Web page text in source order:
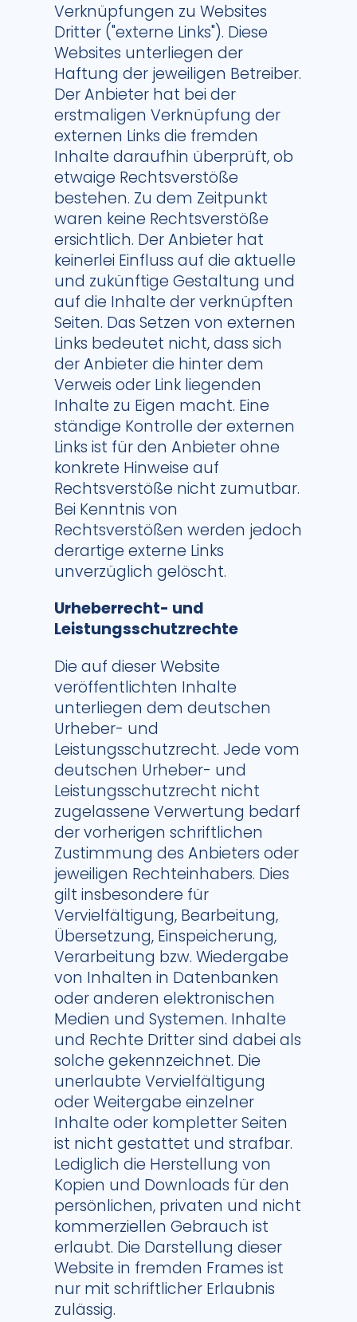
Verknüpfungen zu Websites
Dritter ("externe Links"). Diese
Websites unterliegen der
Haftung der jeweiligen Betreiber.
Der Anbieter hat bei der
erstmaligen Verknüpfung der
externen Links die fremden
Inhalte daraufhin überprüft, ob
etwaige Rechtsverstöße
bestehen. Zu dem Zeitpunkt
waren keine Rechtsverstöße
ersichtlich. Der Anbieter hat
keinerlei Einfluss auf die aktuelle
und zukünftige Gestaltung und
auf die Inhalte der verknüpften
Seiten. Das Setzen von externen
Links bedeutet nicht, dass sich
der Anbieter die hinter dem
Verweis oder Link liegenden
Inhalte zu Eigen macht. Eine
ständige Kontrolle der externen
Links ist für den Anbieter ohne
konkrete Hinweise auf
Rechtsverstöße nicht zumutbar.
Bei Kenntnis von
Rechtsverstößen werden jedoch
derartige externe Links
unverzüglich gelöscht.
Urheberrecht- und
Leistungsschutzrechte
Die auf dieser Website
veröffentlichten Inhalte
unterliegen dem deutschen
Urheber- und
Leistungsschutzrecht. Jede vom
deutschen Urheber- und
Leistungsschutzrecht nicht
zugelassene Verwertung bedarf
der vorherigen schriftlichen
Zustimmung des Anbieters oder
jeweiligen Rechteinhabers. Dies
gilt insbesondere für
Vervielfältigung, Bearbeitung,
Übersetzung, Einspeicherung,
Verarbeitung bzw. Wiedergabe
von Inhalten in Datenbanken
oder anderen elektronischen
Medien und Systemen. Inhalte
und Rechte Dritter sind dabei als
solche gekennzeichnet. Die
unerlaubte Vervielfältigung
oder Weitergabe einzelner
Inhalte oder kompletter Seiten
ist nicht gestattet und strafbar.
Lediglich die Herstellung von
Kopien und Downloads für den
persönlichen, privaten und nicht
kommerziellen Gebrauch ist
erlaubt. Die Darstellung dieser
Website in fremden Frames ist
nur mit schriftlicher Erlaubnis
zulässig.